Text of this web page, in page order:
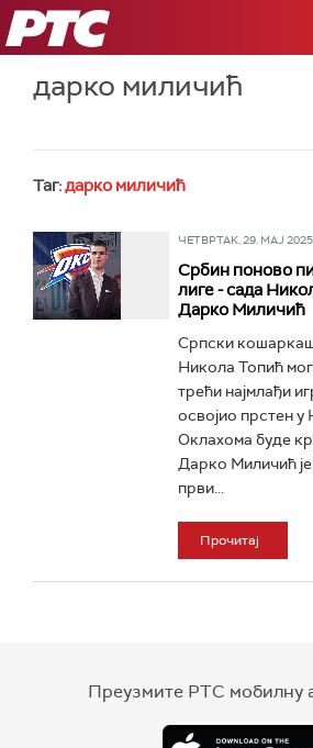
РТС
дарко миличић
Таг:дарко миличић
ЧЕТВРТАК, 29. МАЈ
Србин поново
лиге - сада
Дарко Миличић
Српски
Никола Топић
трећи најмлађи
освојио прстен
Оклахома буде
Дарко Миличић
први...
Прочитај
Преузмите РТС мобилну